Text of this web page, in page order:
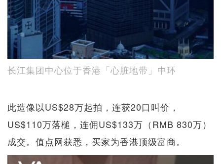
长江集团中心位于香港「心脏地带」中环
此造像以US$28万起拍，连获20口叫价，
US$110万落槌，连佣US$133万（RMB 830万）
成交。值点网获悉，买家为香港顶级富商。